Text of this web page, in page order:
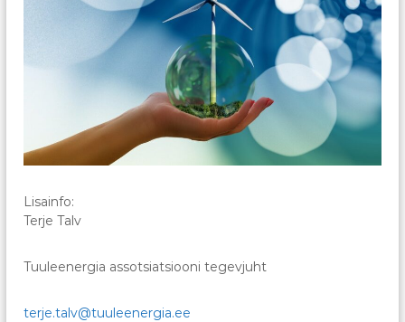
Lisainfo:
Terje Talv
Tuuleenergia assotsiatsiooni tegevjuht
terje.talv@tuuleenergia.ee